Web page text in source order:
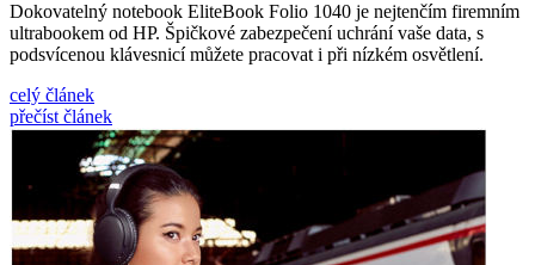
Dokovatelný notebook EliteBook Folio 1040 je nejtenčím firemním
ultrabookem od HP. Špičkové zabezpečení uchrání vaše data, s
podsvícenou klávesnicí můžete pracovat i při nízkém osvětlení.
celý článek
přečíst článek